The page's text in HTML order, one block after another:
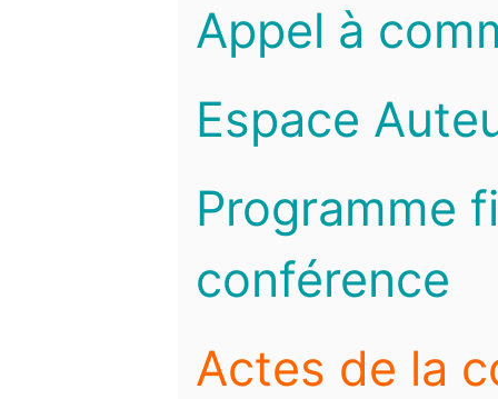
Appel à
Espace
Programme
conférence
Actes de la